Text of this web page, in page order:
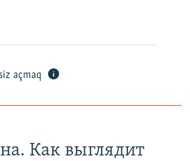
açmaq
Как выглядит